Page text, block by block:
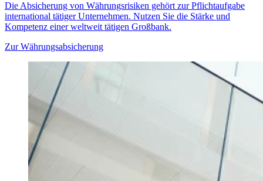
Die Absicherung von Währungsrisiken gehört zur Pflichtaufgabe
international tätiger Unternehmen. Nutzen Sie die Stärke und
Kompetenz einer weltweit tätigen Großbank.
Zur Währungsabsicherung